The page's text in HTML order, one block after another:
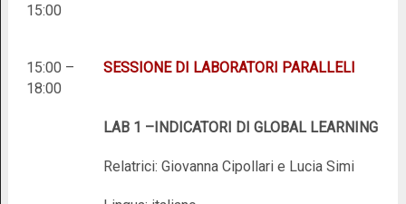
15:00
15:00 –
18:00
SESSIONE DI LABORATORI PARALLELI
LAB 1 –INDICATORI DI GLOBAL LEARNING
Relatrici: Giovanna Cipollari e Lucia Simi